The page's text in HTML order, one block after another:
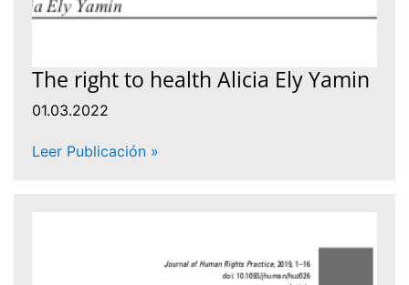
The right to health Alicia Ely Yamin
01.03.2022
Leer Publicación »